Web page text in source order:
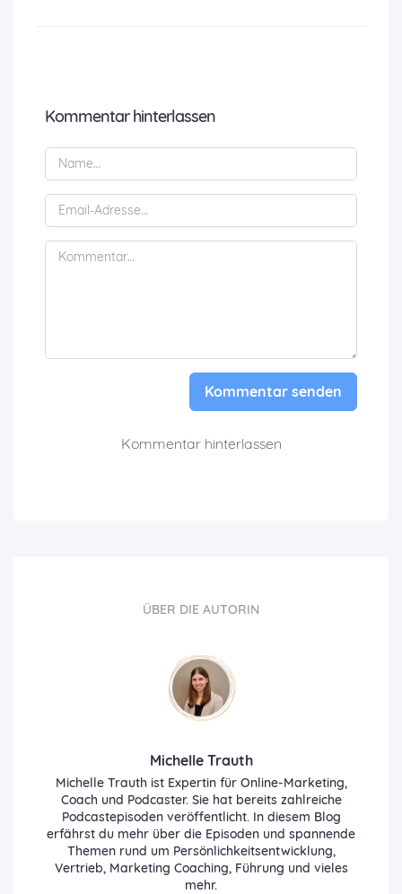
Kommentar hinterlassen
Kommentar senden
Kommentar hinterlassen
ÜBER DIE AUTORIN
Michelle Trauth
Michelle Trauth ist Expertin für Online-Marketing,
Coach und Podcaster. Sie hat bereits zahlreiche
Podcastepisoden veröffentlicht. In diesem Blog
erfährst du mehr über die Episoden und spannende
Themen rund um Persönlichkeitsentwicklung,
Vertrieb, Marketing Coaching, Führung und vieles
mehr.